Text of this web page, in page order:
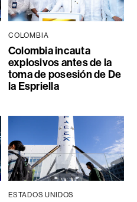
COLOMBIA
Colombia incauta
explosivos antes de la
toma de posesión de De
la Espriella
ESTADOS UNIDOS